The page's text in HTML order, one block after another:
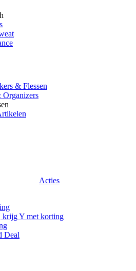
& Flessen
Acties
Y met korting
Deal